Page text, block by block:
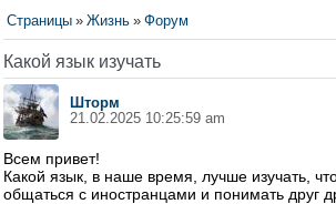
Страницы » Жизнь » Форум
Какой язык изучать
Шторм
21.02.2025 10:25:59 am
Всем привет!
Какой язык, в наше время, лучше изучать,
общаться с иностранцами и понимать друг